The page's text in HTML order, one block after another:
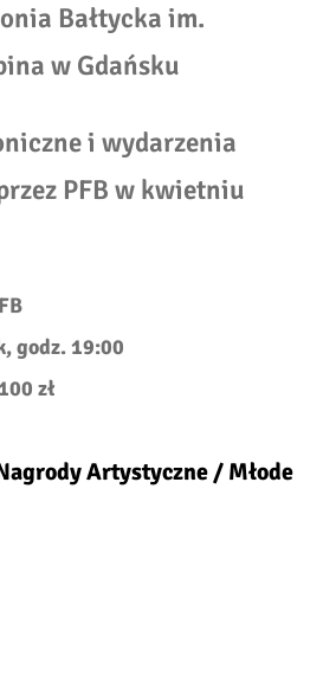
Bałtycka im.
w Gdańsku
i wydarzenia
PFB w kwietniu
godz. 19:00
zł
Artystyczne / Młode